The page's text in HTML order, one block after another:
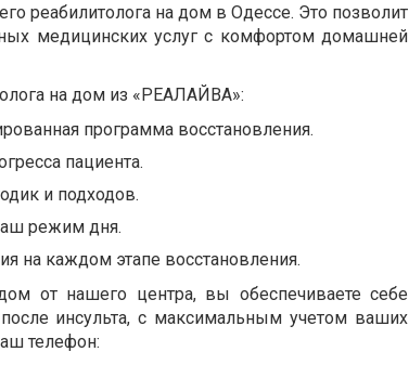
реабилитолога на дом в Одессе. Это позволит
медицинских услуг с комфортом домашней
на дом из «РЕАЛАЙВА»:
программа восстановления.
пациента.
и подходов.
режим дня.
на каждом этапе восстановления.
от нашего центра, вы обеспечиваете себе
инсульта, с максимальным учетом ваших
телефон: